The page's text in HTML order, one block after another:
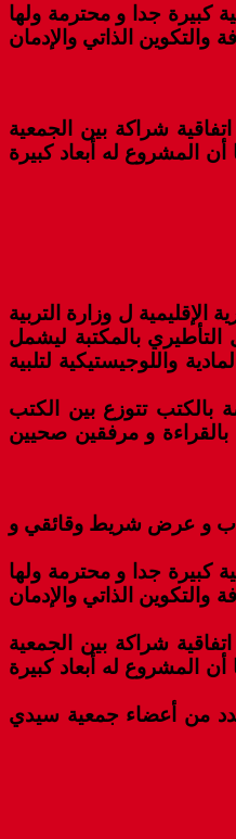
كبيرة جدا و محترمة ولها
للأبناء للعبور إلى ضفة الثقافة والتكوين الذاتي والإدمان
شراكة بين الجمعية
المشروع له أبعاد كبيرة
ل وزارة التربية
بالمكتبة ليشمل
واللوجيستيكية لتلبية
هذه المكتبة برفوف خاصة بالكتب تتوزع بين الكتب
بالقراءة و مرفقين صحيين
و عرض شريط وقائقي و
كبيرة جدا و محترمة ولها
للأبناء للعبور إلى ضفة الثقافة والتكوين الذاتي والإدمان
شراكة بين الجمعية
المشروع له أبعاد كبيرة
وعدد من أعضاء جمعية سيدي